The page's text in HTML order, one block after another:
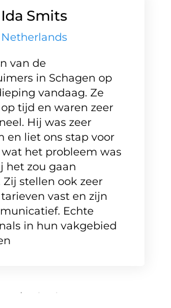
Ida Smits
Netherlands
van de
in Schagen op
vandaag. Ze
tijd en waren zeer
Hij was zeer
en liet ons stap voor
het probleem was
het zou gaan
Zij stellen ook zeer
vast en zijn
Echte
in hun vakgebied